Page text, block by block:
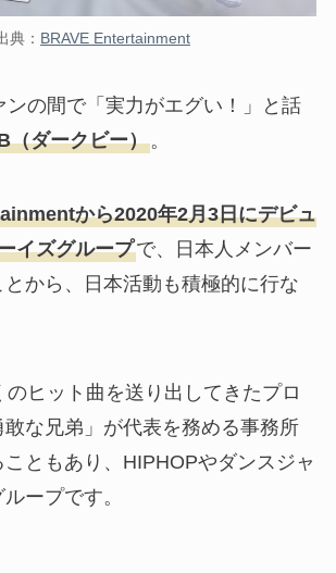
典： BRAVE Entertainment
ンの間で「実力がエグい！」と話
（ダークビー）。
から2020年2月3日にデビュ
イズグループで、日本人メンバー
とから、日本活動も積極的に行な
のヒット曲を送り出してきたプロ
な兄弟」が代表を務める事務所
ともあり、HIPHOPやダンスジャ
ープです。